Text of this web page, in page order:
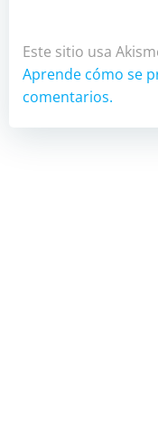
Este sitio usa
Aprende cómo se
comentarios.